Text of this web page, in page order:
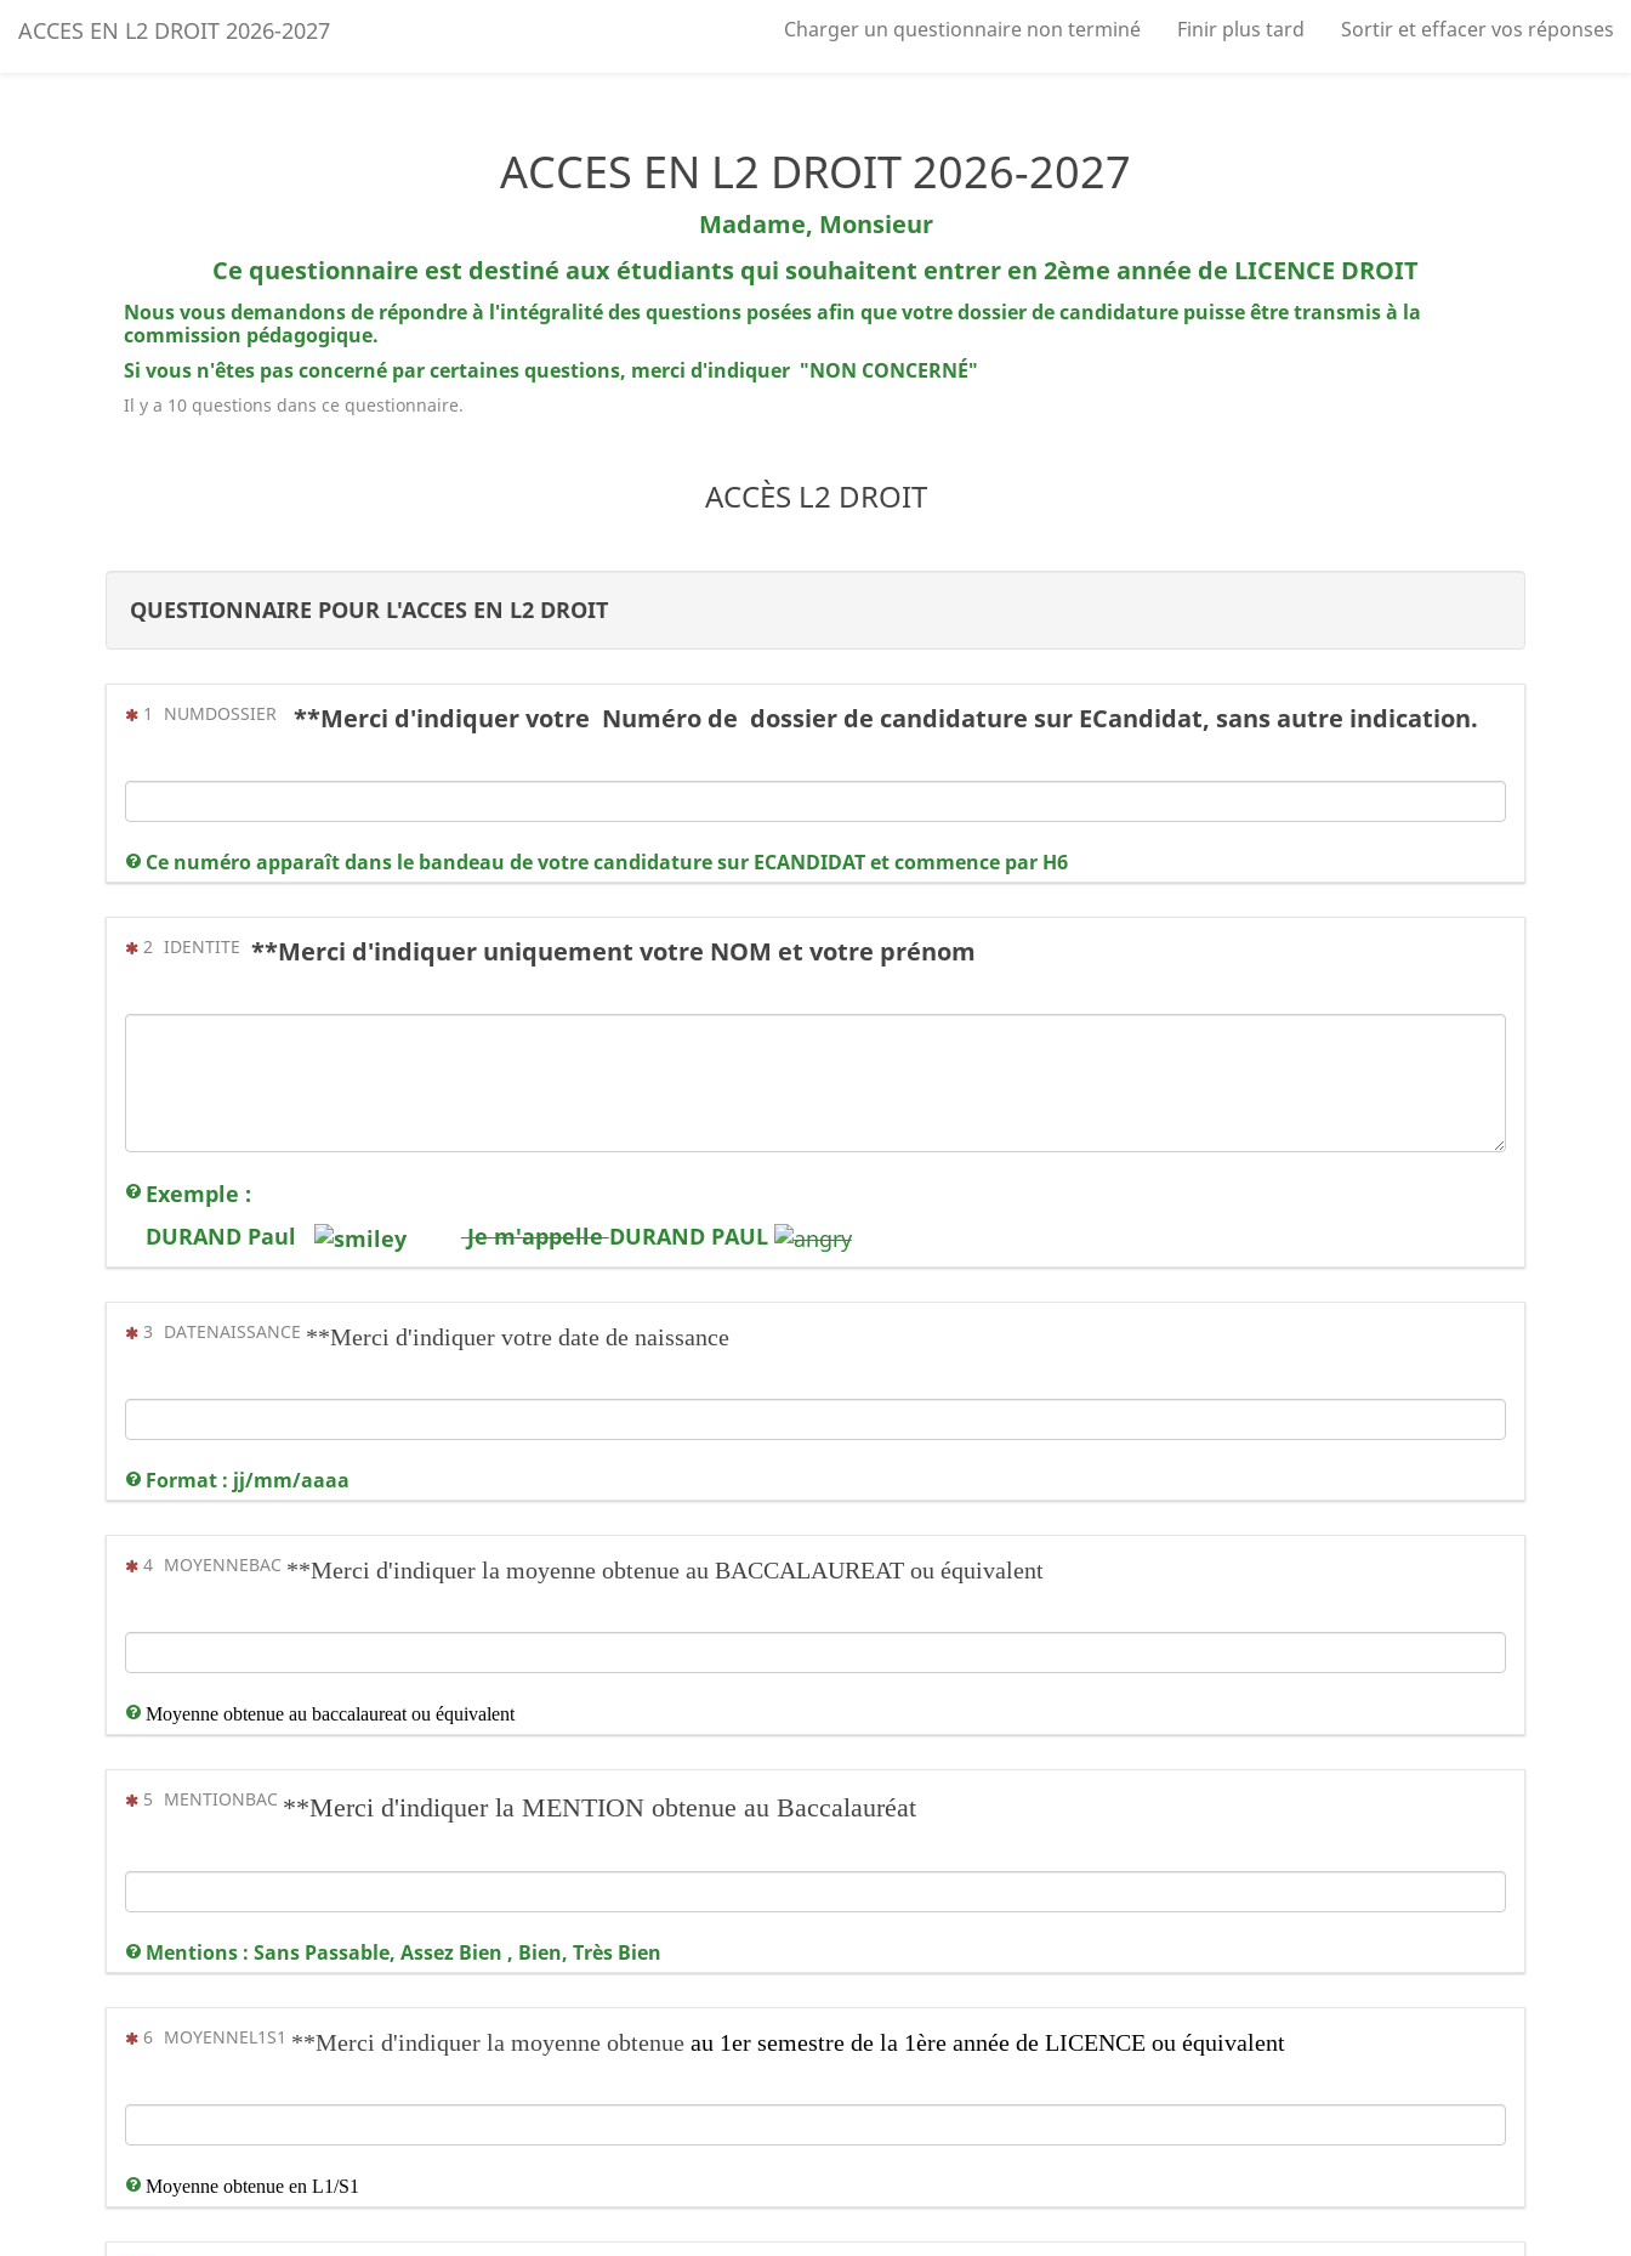
ACCES EN L2 DROIT 2026-2027 Charger un questionnaire non terminé Finir plus tard Sortir et effacer vos réponses
ACCES EN L2 DROIT 2026-2027
Madame, Monsieur
Ce questionnaire est destiné aux étudiants qui souhaitent entrer en 2ème année de LICENCE DROIT
Nous vous demandons de répondre à l'intégralité des questions posées afin que votre dossier de candidature puisse être transmis à la
commission pédagogique.
Si vous n'êtes pas concerné par certaines questions, merci d'indiquer "NON CONCERNÉ"
Il y a 10 questions dans ce questionnaire.
ACCÈS L2 DROIT
QUESTIONNAIRE POUR L'ACCES EN L2 DROIT
(Cette question est obligatoire)
1 NUMDOSSIER **Merci d'indiquer votre Numéro de dossier de candidature sur ECandidat, sans autre indication.
Ce numéro apparaît dans le bandeau de votre candidature sur ECANDIDAT et commence par H6
(Cette question est obligatoire)
2 IDENTITE **Merci d'indiquer uniquement votre NOM et votre prénom
Exemple :
DURAND Paul
Je m'appelleDURAND PAUL
(Cette question est obligatoire)
3 DATENAISSANCE **Merci d'indiquer votre date de naissance
Format : jj/mm/aaaa
(Cette question est obligatoire)
4 MOYENNEBAC **Merci d'indiquer la moyenne obtenue au BACCALAUREAT ou équivalent
Moyenne obtenue au baccalaureat ou équivalent
(Cette question est obligatoire)
5 MENTIONBAC **Merci d'indiquer la MENTION obtenue au Baccalauréat
Mentions : Sans Passable, Assez Bien , Bien, Très Bien
(Cette question est obligatoire)
6 MOYENNEL1S1 **Merci d'indiquer la moyenne obtenueau 1er semestre de la 1ère année de LICENCE ou équivalent
Moyenne obtenue en L1/S1